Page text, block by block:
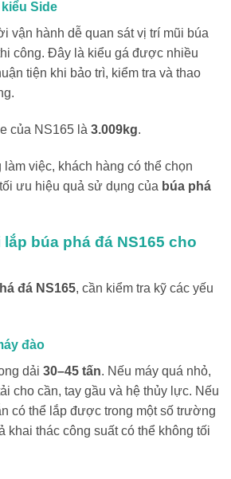
Side
vận hành dễ quan sát vị trí mũi búa
công. Đây là kiểu gá được nhiều
tiện khi bảo trì, kiểm tra và thao
của NS165 là 3.009kg.
việc, khách hàng có thể chọn
ưu hiệu quả sử dụng của búa phá
búa phá đá NS165 cho
đá NS165, cần kiểm tra kỹ các yếu
đào
dải 30–45 tấn. Nếu máy quá nhỏ,
cho cần, tay gầu và hệ thủy lực. Nếu
có thể lắp được trong một số trường
khai thác công suất có thể không tối